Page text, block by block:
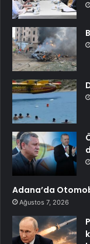
Adana’da
Ağustos 7, 2026